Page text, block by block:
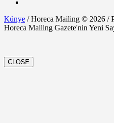
Künye / Horeca Mailing © 2026 /
Horeca Mailing Gazete'nin Yeni
CLOSE